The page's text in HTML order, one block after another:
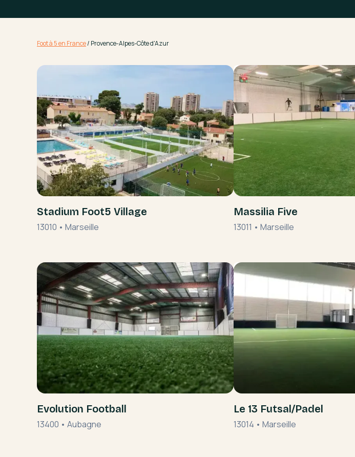
Foot à 5 en France/ Provence-Alpes-Côte d'Azur
Stadium Foot5 Village
13010 • Marseille
Massilia Five
13011 • Marseille
Evolution Football
13400 • Aubagne
Le 13 Futsal/Padel
13014 • Marseille